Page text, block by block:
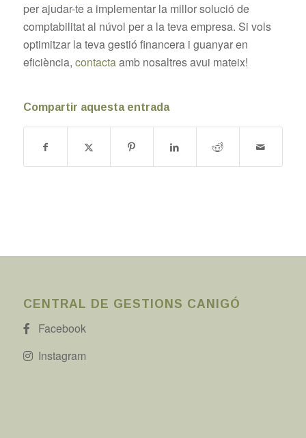
per ajudar-te a implementar la millor solució de
comptabilitat al núvol per a la teva empresa. Si vols
optimitzar la teva gestió financera i guanyar en
eficiència, contactaamb nosaltres avui mateix!
Compartir aquesta entrada
CENTRAL DE GESTIONS CANIGÓ
Facebook
Instagram